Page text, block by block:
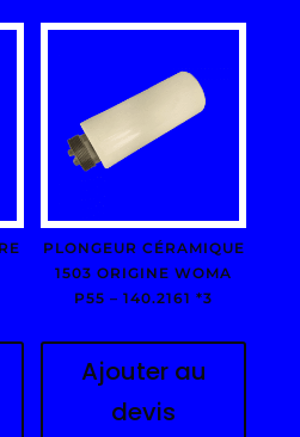
PLONGEUR CÉRAMIQUE
1503 ORIGINE WOMA
P55 – 140.2161 *3
Ajouter au
devis